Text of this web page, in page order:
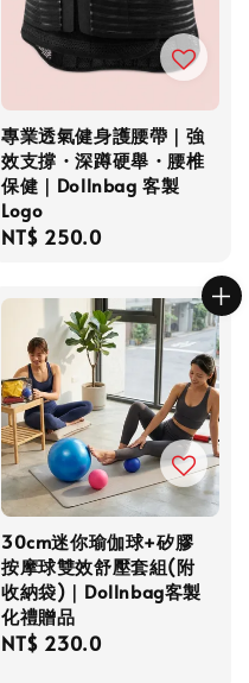
專業透氣健身護腰帶｜強
效支撐・深蹲硬舉・腰椎
保健｜Dollnbag 客製
Logo
Regular
NT$ 250.0
30cm迷你瑜伽球+矽膠
按摩球雙效舒壓套組(附
收納袋)｜Dollnbag客製
化禮贈品
Regular
NT$ 230.0